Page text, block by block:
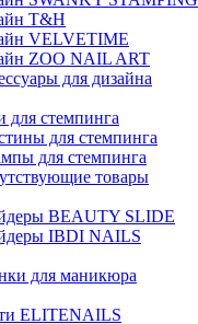
T&H
VELVETIME
ZOO NAIL ART
для дизайна
для стемпинга
для стемпинга
для стемпинга
товары
BEAUTY SLIDE
IBDI NAILS
для маникюра
ELITENAILS